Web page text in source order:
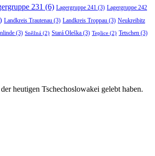
231 (6) Lagergruppe 241 (3) Lagergruppe 242
Landkreis Trautenau (3) Landkreis Troppau (3) Neukreibitz
(3) Sněžná (2) Stará Oleška (3) Teplice (2) Tetschen (3)
heutigen Tschechoslowakei gelebt haben.